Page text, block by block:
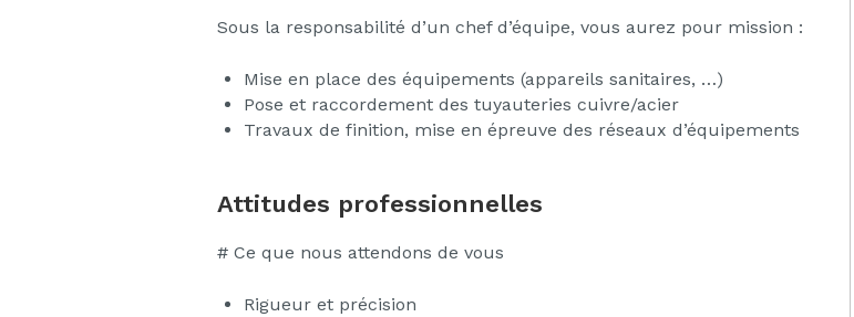
Sous la responsabilité d’un chef d’équipe, vous aurez pour mission :
Mise en place des équipements (appareils sanitaires, …)
Pose et raccordement des tuyauteries cuivre/acier
Travaux de finition, mise en épreuve des réseaux d’équipements
Attitudes professionnelles
# Ce que nous attendons de vous
Rigueur et précision